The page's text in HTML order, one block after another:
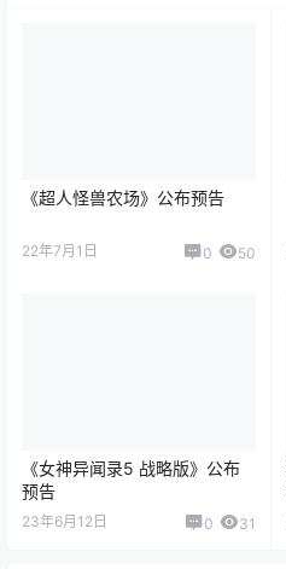
《超人怪兽农场》公布预告
22年7月1日 0 50
《女神异闻录5 战略版》公布
预告
23年6月12日 0 31